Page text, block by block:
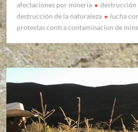
afectaciones por minería
destrucción
destrucción de la naturaleza
lucha
protestas contra contaminacion de